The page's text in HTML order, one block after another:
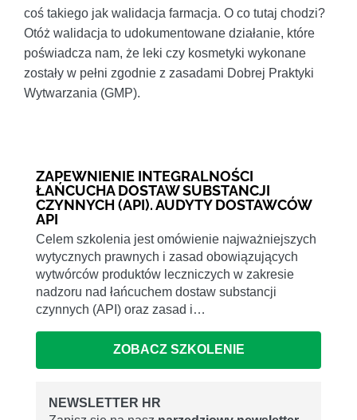
coś takiego jak walidacja farmacja. O co tutaj chodzi?
Otóż walidacja to udokumentowane działanie, które
poświadcza nam, że leki czy kosmetyki wykonane
zostały w pełni zgodnie z zasadami Dobrej Praktyki
Wytwarzania (GMP).
ZAPEWNIENIE INTEGRALNOŚCI
ŁAŃCUCHA DOSTAW SUBSTANCJI
CZYNNYCH (API). AUDYTY DOSTAWCÓW
API
Celem szkolenia jest omówienie najważniejszych
wytycznych prawnych i zasad obowiązujących
wytwórców produktów leczniczych w zakresie
nadzoru nad łańcuchem dostaw substancji
czynnych (API) oraz zasad i…
ZOBACZ SZKOLENIE
NEWSLETTER HR